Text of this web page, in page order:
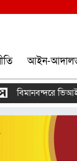
আইন-
ভিআইপি-